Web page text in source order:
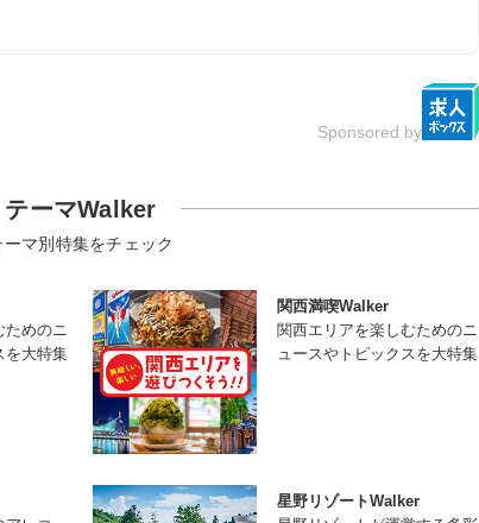
Sponsored by
テーマWalker
ーマ別特集をチェック
ためのニ
を大特集
関西満喫Walker
関西エリアを楽しむためのニ
ュースやトピックスを大特集
星野リゾートWalker